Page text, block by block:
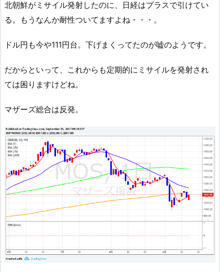
北朝鮮がミサイル発射したのに、日経はプラスで引けてい
る。もうなんか耐性ついてますよね・・・。
ドル円も今や111円台。下げまくってたのが嘘のようです。
だからといって、これからも定期的にミサイルを発射され
ては困りますけどね。
マザーズ総合は反発。